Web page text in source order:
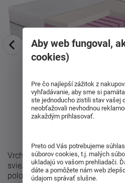
Vrchná vrstva GelEffect
sviežejšiu klímu počas spánku a
polohy. Vďaka tomu sa v ...
Aby web fungoval,
cookies)
Pre čo najlepší zážitok z
vyhľadávanie, aby sme si
ste jednoducho zistili stav vašej
neobťažovali nevhodnou
zakaždým prihlasovať.
Preto od Vás potrebujeme
súborov cookies, t.j. malých
ukladajú vo vašom prehliadači.
dáte a pomôžete nám web
údajom správať slušne.